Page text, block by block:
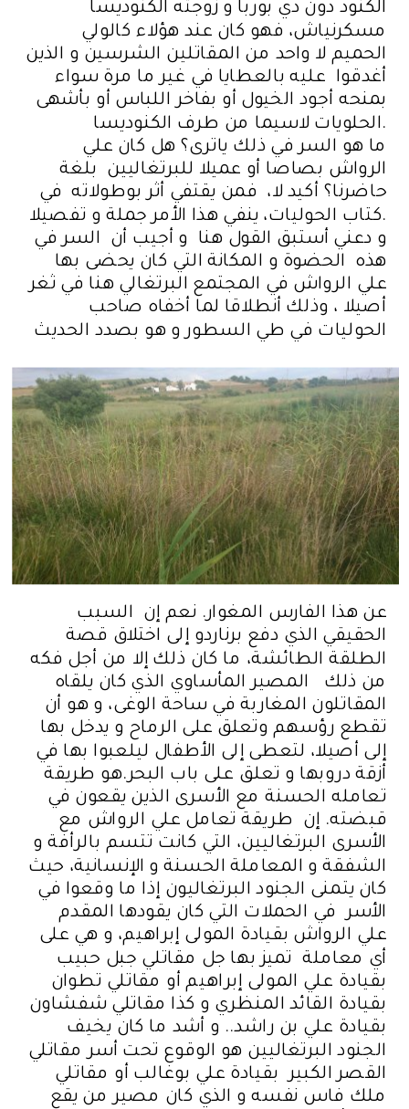
الكنود دون دي بوربا و زوجته الكنوديسا
مسكرنياش، فهو كان عند هؤلاء كالولي
الحميم لا واحد من المقاتلين الشرسين و الذين
أغدقوا عليه بالعطايا في غير ما مرة سواء
بمنحه أجود الخيول أو بفاخر اللباس أو بأشهى
الحلويات لاسيما من طرف الكنوديسا.
ما هو السر في ذلك ياترى؟ هل كان علي
الرواش بصاصا أو عميلا للبرتغاليين بلغة
حاضرنا؟ أكيد لا، فمن يقتفي أثر بوطولاته في
كتاب الحوليات، ينفي هذا الأمر جملة و تفصيلا.
و دعني أستبق القول هنا و أجيب أن السر في
هذه الحضوة و المكانة التي كان يحضى بها
علي الرواش في المجتمع البرتغالي هنا في ثغر
أصيلا ، وذلك أنطلاقا لما أخفاه صاحب
الحوليات في طي السطور و هو بصدد الحديث
عن هذا الفارس المغوار. نعم إن السبب
الحقيقي الذي دفع برناردو إلى اختلاق قصة
الطلقة الطائشة، ما كان ذلك إلا من أجل فكه
من ذلك المصير المأساوي الذي كان يلقاه
المقاتلون المغاربة في ساحة الوغى، و هو أن
تقطع رؤسهم وتعلق على الرماح و يدخل بها
إلى أصيلا، لتعطى إلى الأطفال ليلعبوا بها في
أزقة دروبها و تعلق على باب البحر.هو طريقة
تعامله الحسنة مع الأسرى الذين يقعون في
قبضته. إن طريقة تعامل علي الرواش مع
الأسرى البرتغاليين، التي كانت تتسم بالرأفة و
الشفقة و المعاملة الحسنة و الإنسانية، حيث
كان يتمنى الجنود البرتغاليون إذا ما وقعوا في
الأسر في الحملات التي كان يقودها المقدم
علي الرواش بقيادة المولى إبراهيم، و هي على
أي معاملة تميز بها جل مقاتلي جبل حبيب
بقيادة علي المولى إبراهيم أو مقاتلي تطوان
بقيادة القائد المنظري و كذا مقاتلي شفشاون
بقيادة علي بن راشد.. و أشد ما كان يخيف
الجنود البرتغاليين هو الوقوع تحت أسر مقاتلي
القصر الكبير بقيادة علي بوغالب أو مقاتلي
ملك فاس نفسه و الذي كان مصير من يقع